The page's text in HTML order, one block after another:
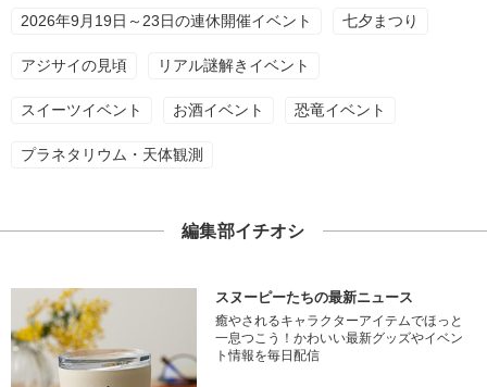
2026年9月19日～23日の連休開催イベント 七夕まつり
アジサイの見頃 リアル謎解きイベント
スイーツイベント お酒イベント 恐竜イベント
プラネタリウム・天体観測
編集部イチオシ
スヌーピーたちの最新ニュース
癒やされるキャラクターアイテムでほっと
一息つこう！かわいい最新グッズやイベン
ト情報を毎日配信